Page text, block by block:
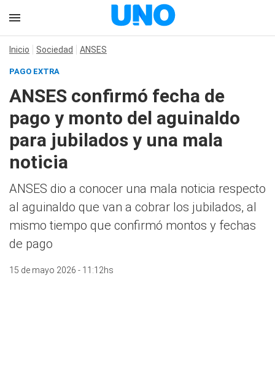
Inicio Sociedad ANSES
PAGO EXTRA
ANSES confirmó fecha de
pago y monto del aguinaldo
para jubilados y una mala
noticia
ANSES dio a conocer una mala noticia respecto
al aguinaldo que van a cobrar los jubilados, al
mismo tiempo que confirmó montos y fechas
de pago
15 de mayo 2026 - 11:12hs